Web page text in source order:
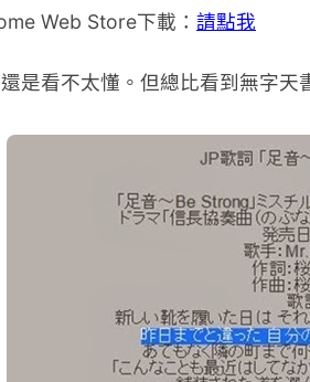
Web Store下載： 請點我
是看不太懂。但總比看到無字天